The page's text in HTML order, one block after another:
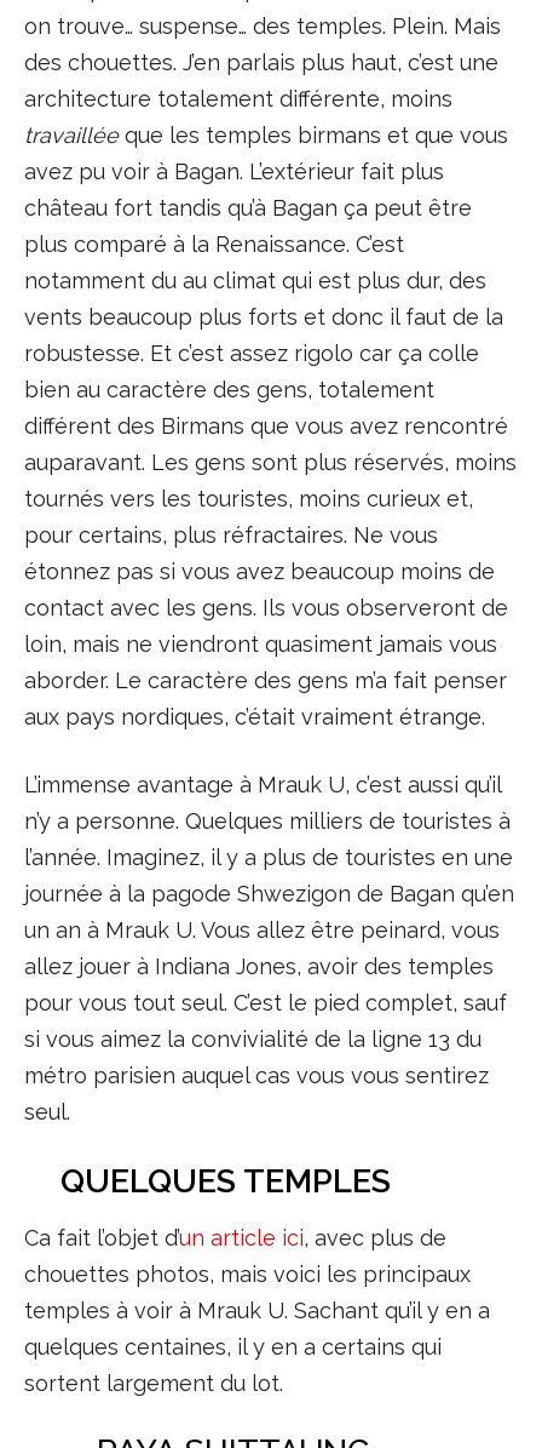
on trouve… suspense… des temples. Plein. Mais
des chouettes. J’en parlais plus haut, c’est une
architecture totalement différente, moins
travailléeque les temples birmans et que vous
avez pu voir à Bagan. L’extérieur fait plus
château fort tandis qu’à Bagan ça peut être
plus comparé à la Renaissance. C’est
notamment du au climat qui est plus dur, des
vents beaucoup plus forts et donc il faut de la
robustesse. Et c’est assez rigolo car ça colle
bien au caractère des gens, totalement
différent des Birmans que vous avez rencontré
auparavant. Les gens sont plus réservés, moins
tournés vers les touristes, moins curieux et,
pour certains, plus réfractaires. Ne vous
étonnez pas si vous avez beaucoup moins de
contact avec les gens. Ils vous observeront de
loin, mais ne viendront quasiment jamais vous
aborder. Le caractère des gens m’a fait penser
aux pays nordiques, c’était vraiment étrange.
L’immense avantage à Mrauk U, c’est aussi qu’il
n’y a personne. Quelques milliers de touristes à
l’année. Imaginez, il y a plus de touristes en une
journée à la pagode Shwezigon de Bagan qu’en
un an à Mrauk U. Vous allez être peinard, vous
allez jouer à Indiana Jones, avoir des temples
pour vous tout seul. C’est le pied complet, sauf
si vous aimez la convivialité de la ligne 13 du
métro parisien auquel cas vous vous sentirez
seul.
QUELQUES TEMPLES
Ca fait l’objet d’un article ici, avec plus de
chouettes photos, mais voici les principaux
temples à voir à Mrauk U. Sachant qu’il y en a
quelques centaines, il y en a certains qui
sortent largement du lot.